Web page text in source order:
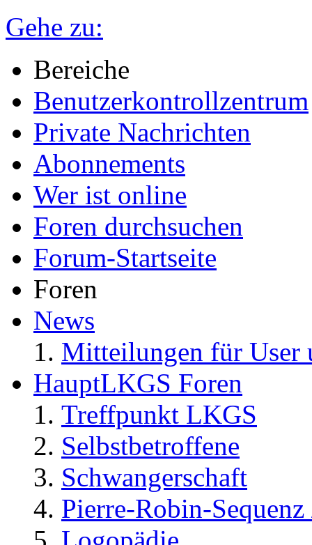
Gehe zu:
Bereiche
Benutzerkontrollzentrum
Private Nachrichten
Abonnements
Wer ist online
Foren durchsuchen
Forum-Startseite
Foren
News
Mitteilungen für User
HauptLKGS Foren
Treffpunkt LKGS
Selbstbetroffene
Schwangerschaft
Pierre-Robin-